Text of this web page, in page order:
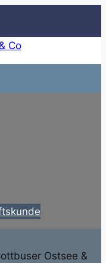
Ostsee &